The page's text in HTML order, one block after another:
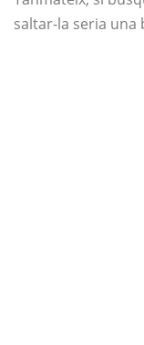
saltar-la seria una